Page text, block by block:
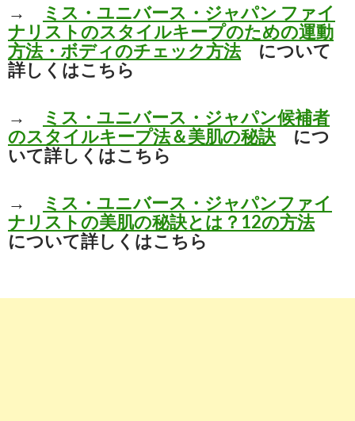
→
ミス・ユニバース・ジャパン ファイ
ナリストのスタイルキープのための運動
方法・ボディのチェック方法について
詳しくはこちら
→
ミス・ユニバース・ジャパン候補者
のスタイルキープ法＆美肌の秘訣 につ
いて詳しくはこちら
→
ミス・ユニバース・ジャパンファイ
ナリストの美肌の秘訣とは？12の方法
について詳しくはこちら